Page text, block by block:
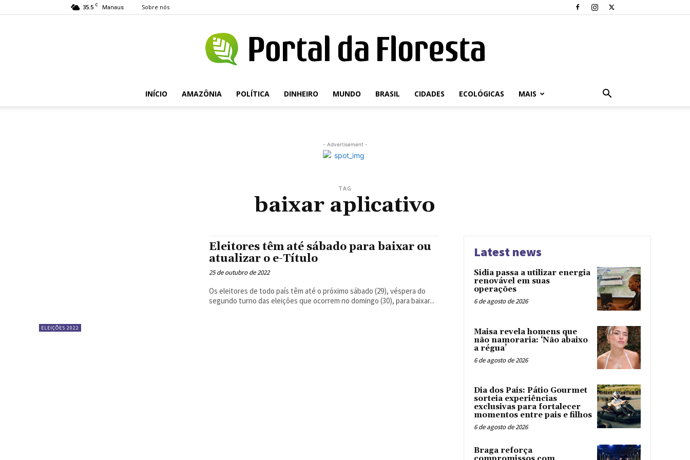
35.5 C Manaus Sobre nós
Portal
INÍCIO AMAZÔNIA POLÍTICA DINHEIRO MUNDO BRASIL CIDADES ECOLÓGICAS MAIS
- Advertisement -
TAG
baixar aplicativo
ELEIÇÕES 2022
Eleitores têm até sábado para baixar ou
atualizar o e-Título
25 de outubro de 2022
Os eleitores de todo país têm até o próximo sábado (29), véspera do
segundo turno das eleições que ocorrem no domingo (30), para baixar...
Latest news
Sidia passa a utilizar energia
renovável em suas
operações
6 de agosto de 2026
Maisa revela homens que
não namoraria: ‘Não abaixo
a régua’
6 de agosto de 2026
Dia dos Pais: Pátio Gourmet
sorteia experiências
exclusivas para fortalecer
momentos entre pais e filhos
6 de agosto de 2026
Braga reforça